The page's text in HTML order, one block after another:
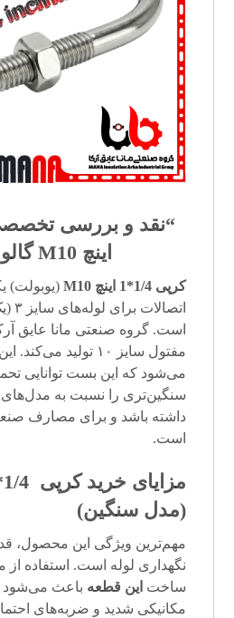
اینچ M10 گالوانیزه”
کرپی 1/4*1 اینچ M10
(یوبولت)
است. گروه صنعتی مانا عایق
مفتول سایز ۱۰ تولید
می‌شود که این بست توانایی
داشته باشد و برای مصارف
است.
مزایای خریدکرپی
(مدل سنگین)
مهم‌ترین ویژگی این محصول،
نگهداری لوله است. استفاده از
ساخت این قطعه باعث می‌شود
مکانیکی شدید و ضربه‌های